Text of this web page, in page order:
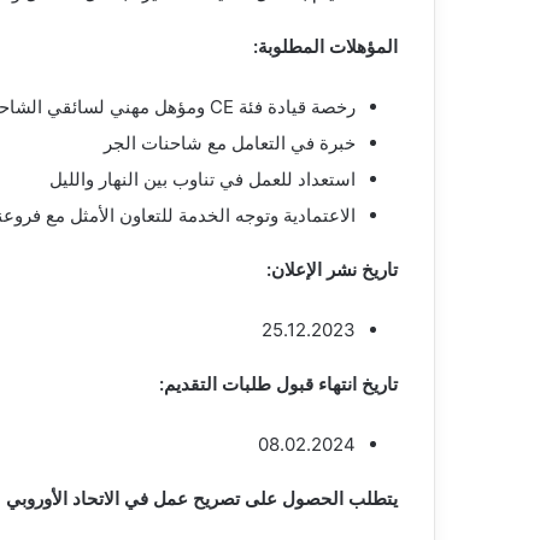
المؤهلات المطلوبة:
رخصة قيادة فئة CE ومؤهل مهني لسائقي الشاحنات وفقاً لـ BKrFQG
خبرة في التعامل مع شاحنات الجر
استعداد للعمل في تناوب بين النهار والليل
الاعتمادية وتوجه الخدمة للتعاون الأمثل مع
تاريخ نشر الإعلان:
25.12.2023
تاريخ انتهاء قبول طلبات التقديم:
08.02.2024
يتطلب الحصول على تصريح عمل في الاتحاد الأوروبي